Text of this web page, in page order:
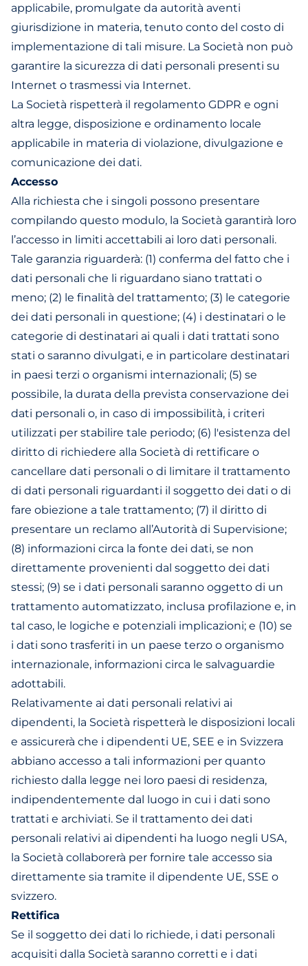
applicabile, promulgate da autorità aventi
giurisdizione in materia, tenuto conto del costo di
implementazione di tali misure. La Società non può
garantire la sicurezza di dati personali presenti su
Internet o trasmessi via Internet.
La Società rispetterà il regolamento GDPR e ogni
altra legge, disposizione e ordinamento locale
applicabile in materia di violazione, divulgazione e
comunicazione dei dati.
Accesso
Alla richiesta che i singoli possono presentare
compilando questo modulo, la Società garantirà loro
l’accesso in limiti accettabili ai loro dati personali.
Tale garanzia riguarderà: (1) conferma del fatto che i
dati personali che li riguardano siano trattati o
meno; (2) le finalità del trattamento; (3) le categorie
dei dati personali in questione; (4) i destinatari o le
categorie di destinatari ai quali i dati trattati sono
stati o saranno divulgati, e in particolare destinatari
in paesi terzi o organismi internazionali; (5) se
possibile, la durata della prevista conservazione dei
dati personali o, in caso di impossibilità, i criteri
utilizzati per stabilire tale periodo; (6) l'esistenza del
diritto di richiedere alla Società di rettificare o
cancellare dati personali o di limitare il trattamento
di dati personali riguardanti il soggetto dei dati o di
fare obiezione a tale trattamento; (7) il diritto di
presentare un reclamo all’Autorità di Supervisione;
(8) informazioni circa la fonte dei dati, se non
direttamente provenienti dal soggetto dei dati
stessi; (9) se i dati personali saranno oggetto di un
trattamento automatizzato, inclusa profilazione e, in
tal caso, le logiche e potenziali implicazioni; e (10) se
i dati sono trasferiti in un paese terzo o organismo
internazionale, informazioni circa le salvaguardie
adottabili.
Relativamente ai dati personali relativi ai
dipendenti, la Società rispetterà le disposizioni locali
e assicurerà che i dipendenti UE, SEE e in Svizzera
abbiano accesso a tali informazioni per quanto
richiesto dalla legge nei loro paesi di residenza,
indipendentemente dal luogo in cui i dati sono
trattati e archiviati. Se il trattamento dei dati
personali relativi ai dipendenti ha luogo negli USA,
la Società collaborerà per fornire tale accesso sia
direttamente sia tramite il dipendente UE, SSE o
svizzero.
Rettifica
Se il soggetto dei dati lo richiede, i dati personali
acquisiti dalla Società saranno corretti e i dati